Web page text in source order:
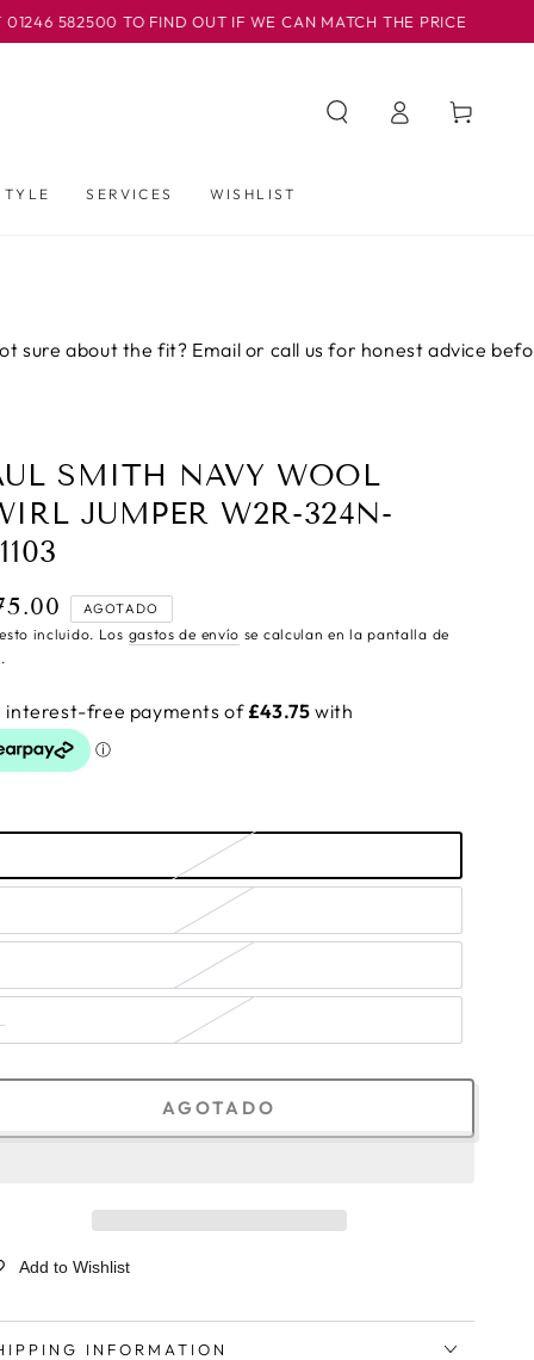
TO FIND OUT IF WE CAN MATCH THE PRICE OUR
SERVICES WISHLIST
Iniciar
sesión
Carrito
the fit? Email or call us for honest advice before you
SMITH NAVY WOOL
JUMPER W2R-324N-
AGOTADO
incluido. Los gastos de envío se calculan en la pantalla de
AGOTADO
Add to Wishlist
INFORMATION